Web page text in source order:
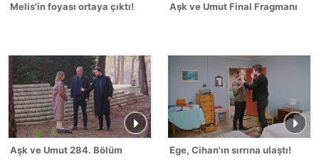
Melis'in foyası ortaya çıktı! Aşk ve Umut Final Fragmanı
Aşk ve Umut 284. Bölüm Ege, Cihan'ın sırrına ulaştı!